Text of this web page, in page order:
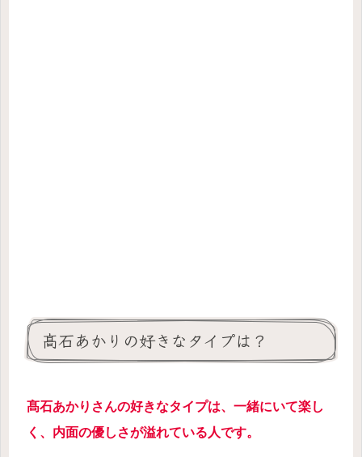
髙石あかりの好きなタイプは？
髙石あかりさんの好きなタイプは、一緒にいて楽し
く、内面の優しさが溢れている人です。